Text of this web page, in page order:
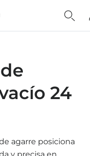
24
agarre posiciona